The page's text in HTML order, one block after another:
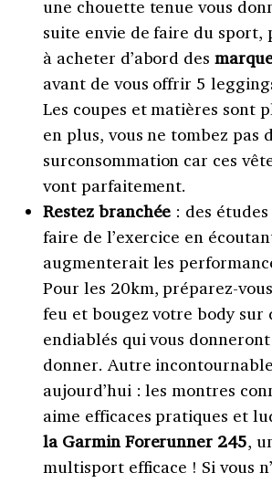
une chouette tenue vous
suite envie de faire du sport,
à acheter d’abord des
avant de vous offrir 5
Les coupes et matières sont
en plus, vous ne tombez pas
surconsommation car ces
vont parfaitement.
Restez branchée : des
faire de l’exercice en
augmenterait les
Pour les 20km, préparez-
feu et bougez votre body sur
endiablés qui vous
donner. Autre
aujourd’hui : les montres
aime efficaces pratiques et
la Garmin Forerunner 245,
multisport efficace ! Si vous